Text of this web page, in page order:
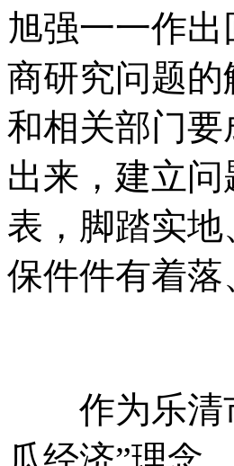
旭强一一作
商研究问题
和相关部门
出来，建立
表，脚踏实
保件件有着
作为乐清市